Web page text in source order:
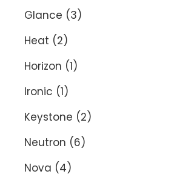
Glance (3)
Heat (2)
Horizon (1)
Ironic (1)
Keystone (2)
Neutron (6)
Nova (4)